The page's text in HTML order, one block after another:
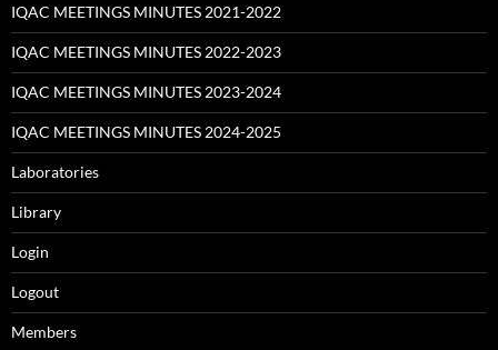
IQAC MEETINGS MINUTES 2021-2022
IQAC MEETINGS MINUTES 2022-2023
IQAC MEETINGS MINUTES 2023-2024
IQAC MEETINGS MINUTES 2024-2025
Laboratories
Library
Login
Logout
Members